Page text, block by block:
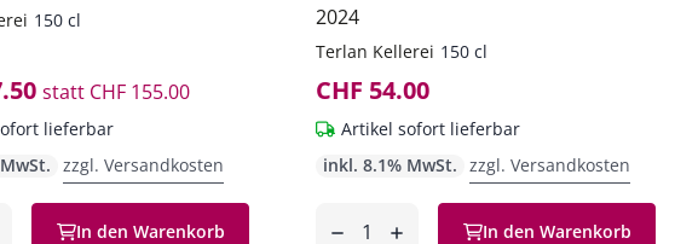
150 cl
statt CHF 155.00
lieferbar
zzgl. Versandkosten
In den Warenkorb
2024
Terlan Kellerei 150 cl
CHF 54.00
Artikel sofort lieferbar
inkl. 8.1% MwSt. zzgl. Versandkosten
In den Warenkorb